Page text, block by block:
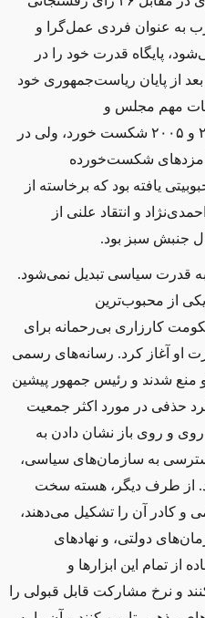
به عنوان فردی عمل‌گرا و
پایگاه قدرت خود را در
از پایان ریاست‌جمهوری خود
مهم مجلس و
ریاست‌جمهوری در سال‌های ۲۰۰۰ و ۲۰۰۵ شکست خورد، ولی در
شکست‌خورده
در سال ۲۰۰۹ محبوبیتی یافته بود که برخاسته از
و انتقاد علنی از
جنبش سبز بود.
به قدرت سیاسی تبدیل نمی‌شود.
از محبوب‌ترین
کارزاری بی‌رحمانه برای
او آغاز کرد. رسانه‌های رسمی
منع شدند و رئیس جمهور پیشین
حذفی در مورد اکثر جمعیت
و روی باز نشان دادن به
به سازمان‌های سیاسی،
از طرف دیگر، هسته سخت
و کادر آن را تشکیل می‌دهند،
دولتی، و نهادهای
از تمام این ابزارها و
و نرخ مشارکت قابل قبولی را